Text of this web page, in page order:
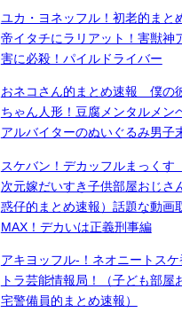
ユカ・ヨネッフル！初老的まと
帝イタチにラリアット！害獣神
害に必殺！パイルドライバー
おネコさん的まとめ速報 僕の
ちゃん人形！豆腐メンタルメン
アルバイターのぬいぐるみ男子
スケバン！デカッフルまっくす
次元嫁だいすき子供部屋おじさ
惑仔的まとめ速報）話題な動画
MAX！デカいは正義刑事編
アキヨッフル-！ネオニートスケ
トラ芸能情報局！（子ども部屋
宅警備員的まとめ速報）